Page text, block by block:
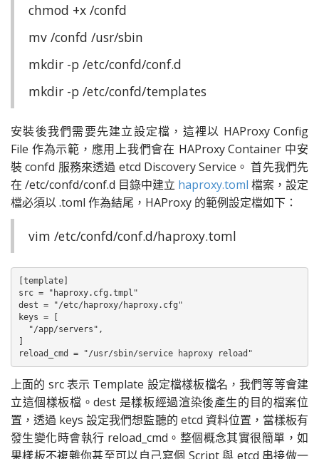
chmod +x /confd
mv /confd /usr/sbin
mkdir -p /etc/confd/conf.d
mkdir -p /etc/confd/templates
安裝後我們需要先建立設定檔，這裡以 HAProxy Config
File 作為示範，應用上我們會在 HAProxy Container 中安
裝 confd 服務來透過 etcd Discovery Service。 首先我們先
在 /etc/confd/conf.d 目錄中建立 haproxy.toml 檔案，設定
檔必須以 .toml 作為結尾，HAProxy 的範例設定檔如下：
vim /etc/confd/conf.d/haproxy.toml
[template]
src = "haproxy.cfg.tmpl"
dest = "/etc/haproxy/haproxy.cfg"
keys = [
  "/app/servers",
]
reload_cmd = "/usr/sbin/service haproxy reload"
上面的 src 表示 Template 設定檔樣板檔名，我們等等會建
立這個樣板檔。dest 是樣板經過渲染後產生的目的檔案位
置，透過 keys 設定我們想監聽的 etcd 資料位置，當樣板有
發生變化時會執行 reload_cmd。整個概念其實很簡單，如
果樣板不複雜你甚至可以自己寫個 Script 與 etcd 串接做一